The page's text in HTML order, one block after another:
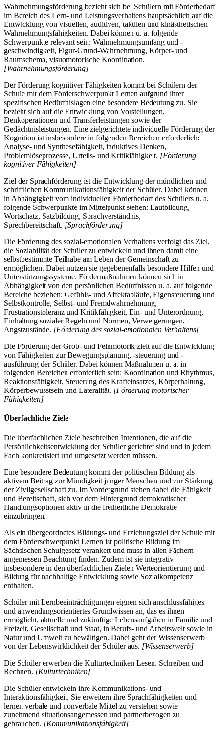
Wahrnehmungsförderung bezieht sich bei Schülern mit Förderbedarf
im Bereich des Lern- und Leistungsverhaltens hauptsächlich auf die
Entwicklung von visuellen, auditiven, taktilen und kinästhetischen
Wahrnehmungsfähigkeiten. Dabei können u. a. folgende
Schwerpunkte relevant sein: Wahrnehmungsumfang und -
geschwindigkeit, Figur-Grund-Wahrnehmung, Körper- und
Raumschema, visuomotorische Koordination.
[Wahrnehmungsförderung]
Der Förderung kognitiver Fähigkeiten kommt bei Schülern der
Schule mit dem Förderschwerpunkt Lernen aufgrund ihrer
spezifischen Bedürfnislagen eine besondere Bedeutung zu. Sie
bezieht sich auf die Entwicklung von Vorstellungen,
Denkoperationen und Transferleistungen sowie der
Gedächtnisleistungen. Eine zielgerichtete individuelle Förderung der
Kognition ist insbesondere in folgenden Bereichen erforderlich:
Analyse- und Synthesefähigkeit, induktives Denken,
Problemlöseprozesse, Urteils- und Kritikfähigkeit. [Förderung
kognitiver Fähigkeiten]
Ziel der Sprachförderung ist die Entwicklung der mündlichen und
schriftlichen Kommunikationsfähigkeit der Schüler. Dabei können
in Abhängigkeit vom individuellen Förderbedarf des Schülers u. a.
folgende Schwerpunkte im Mittelpunkt stehen: Lautbildung,
Wortschatz, Satzbildung, Sprachverständnis,
Sprechbereitschaft. [Sprachförderung]
Die Förderung des sozial-emotionalen Verhaltens verfolgt das Ziel,
die Soziabilität der Schüler zu entwickeln und ihnen damit eine
selbstbestimmte Teilhabe am Leben der Gemeinschaft zu
ermöglichen. Dabei nutzen sie gegebenenfalls besondere Hilfen und
Unterstützungssysteme. Fördermaßnahmen können sich in
Abhängigkeit von den persönlichen Bedürfnissen u. a. auf folgende
Bereiche beziehen: Gefühls- und Affektabläufe, Eigensteuerung und
Selbstkontrolle, Selbst- und Fremdwahrnehmung,
Frustrationstoleranz und Kritikfähigkeit, Ein- und Unterordnung,
Einhaltung sozialer Regeln und Normen, Verweigerungen,
Angstzustände. [Förderung des sozial-emotionalen Verhaltens]
Die Förderung der Grob- und Feinmotorik zielt auf die Entwicklung
von Fähigkeiten zur Bewegungsplanung, -steuerung und -
ausführung der Schüler. Dabei können Maßnahmen u. a. in
folgenden Bereichen erforderlich sein: Koordination und Rhythmus,
Reaktionsfähigkeit, Steuerung des Krafteinsatzes, Körperhaltung,
Körperbewusstsein und Lateralität. [Förderung motorischer
Fähigkeiten]
Überfachliche Ziele
Die überfachlichen Ziele beschreiben Intentionen, die auf die
Persönlichkeitsentwicklung der Schüler gerichtet sind und in jedem
Fach konkretisiert und umgesetzt werden müssen.
Eine besondere Bedeutung kommt der politischen Bildung als
aktivem Beitrag zur Mündigkeit junger Menschen und zur Stärkung
der Zivilgesellschaft zu. Im Vordergrund stehen dabei die Fähigkeit
und Bereitschaft, sich vor dem Hintergrund demokratischer
Handlungsoptionen aktiv in die freiheitliche Demokratie
einzubringen.
Als ein übergeordnetes Bildungs- und Erziehungsziel der Schule mit
dem Förderschwerpunkt Lernen ist politische Bildung im
Sächsischen Schulgesetz verankert und muss in allen Fächern
angemessen Beachtung finden. Zudem ist sie integrativ
insbesondere in den überfachlichen Zielen Werteorientierung und
Bildung für nachhaltige Entwicklung sowie Sozialkompetenz
enthalten.
Schüler mit Lernbeeinträchtigungen eignen sich anschlussfähiges
und anwendungsorientiertes Grundwissen an, das es ihnen
ermöglicht, aktuelle und zukünftige Lebensaufgaben in Familie und
Freizeit, Gesellschaft und Staat, in Berufs- und Arbeitswelt sowie in
Natur und Umwelt zu bewältigen. Dabei geht der Wissenserwerb
von der Lebenswirklichkeit der Schüler aus. [Wissenserwerb]
Die Schüler erwerben die Kulturtechniken Lesen, Schreiben und
Rechnen. [Kulturtechniken]
Die Schüler entwickeln ihre Kommunikations- und
Interaktionsfähigkeit. Sie erweitern ihre Sprachfähigkeiten und
lernen verbale und nonverbale Mittel zu verstehen sowie
zunehmend situationsangemessen und partnerbezogen zu
gebrauchen. [Kommunikationsfähigkeit]